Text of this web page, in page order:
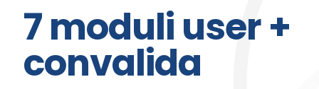
7 moduli user +
convalida